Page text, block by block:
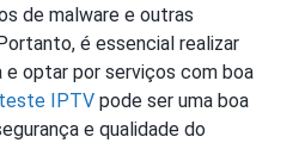
de malware e outras
é essencial realizar
e optar por serviços com boa
teste IPTV pode ser uma boa
e qualidade do